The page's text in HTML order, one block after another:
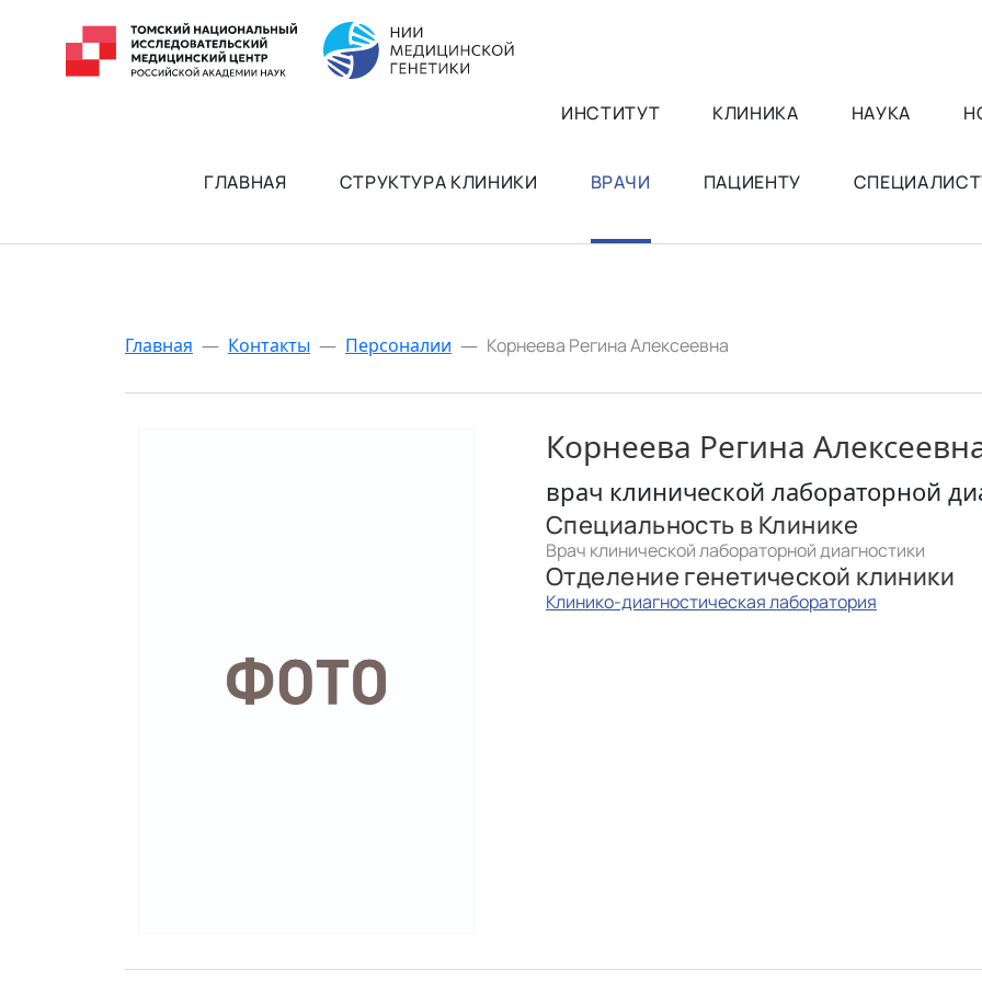
ИНСТИТУТ КЛИНИКА НАУКА
ГЛАВНАЯ СТРУКТУРА КЛИНИКИ ВРАЧИ ПАЦИЕНТУ
Главная — Контакты — Персоналии — Корнеева Регина Алексеевна
Корнеева Регина
врач клинической лабораторной
Специальность в Клинике
Врач клинической лабораторной диагностики
Отделение генетической клиники
Клинико-диагностическая лаборатория